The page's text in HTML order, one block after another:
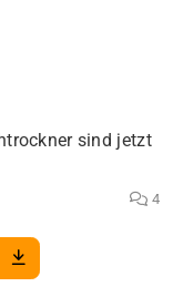
sind jetzt
4